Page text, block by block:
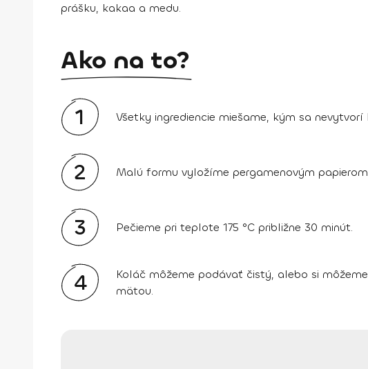
prášku, kakaa a medu.
Ako na to?
1 Všetky ingrediencie miešame, kým sa nevytvorí
2 Malú formu vyložíme pergamenovým
3 Pečieme pri teplote 175 °C približne 30 minút.
4
Koláč môžeme podávať čistý, alebo si
mätou.